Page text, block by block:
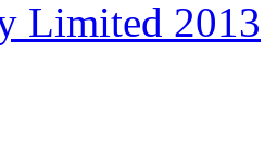
Limited 2013